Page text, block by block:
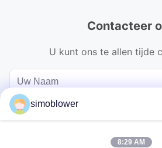
Contacteer
U kunt ons te allen tijde
simoblower
8:29 AM